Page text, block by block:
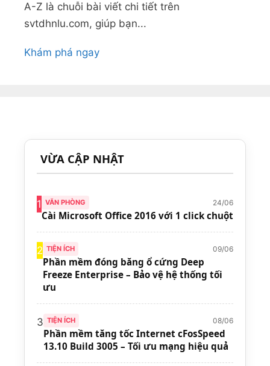
A-Z là chuỗi bài viết chi tiết trên
svtdhnlu.com, giúp bạn...
Khám phá ngay
VỪA CẬP NHẬT
1 VĂN PHÒNG 24/06
Cài Microsoft Office 2016 với 1 click chuột
2 TIỆN ÍCH 09/06
Phần mềm đóng băng ổ cứng Deep
Freeze Enterprise – Bảo vệ hệ thống tối
ưu
3 TIỆN ÍCH 08/06
Phần mềm tăng tốc Internet cFosSpeed
13.10 Build 3005 – Tối ưu mạng hiệu quả